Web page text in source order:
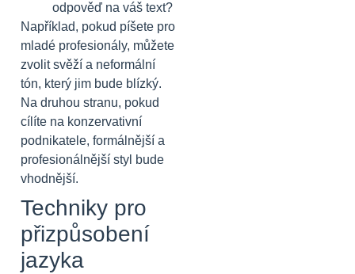
odpověď na váš text?
Například, pokud píšete pro
mladé profesionály, můžete
zvolit svěží a neformální
tón, který jim bude blízký.
Na druhou stranu, pokud
cílíte na konzervativní
podnikatele, formálnější a
profesionálnější styl bude
vhodnější.
Techniky pro
přizpůsobení
jazyka